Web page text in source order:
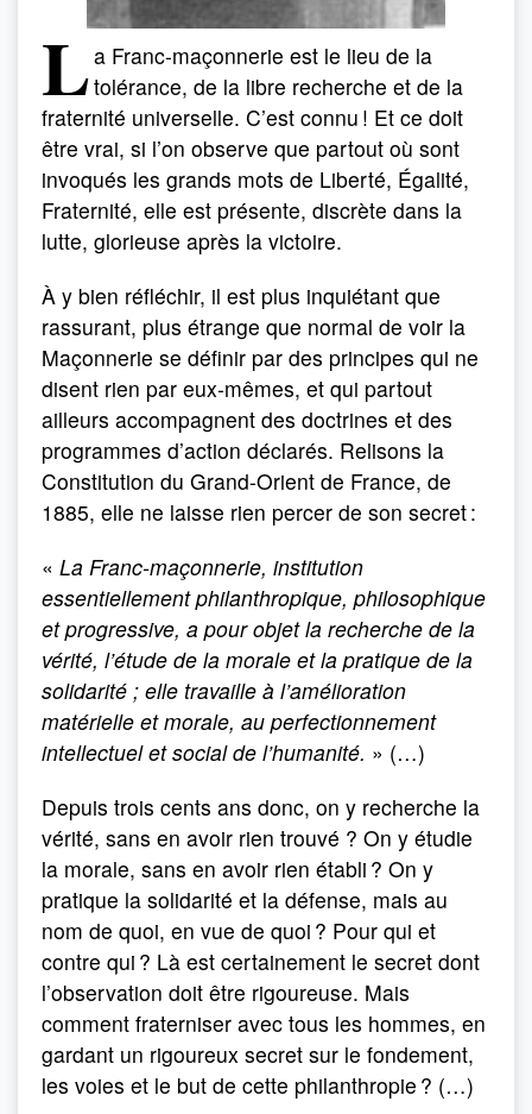
La Franc-maçonnerie est le lieu de la
tolérance, de la libre recherche et de la
fraternité universelle. C’est connu ! Et ce doit
être vrai, si l’on observe que partout où sont
invoqués les grands mots de Liberté, Égalité,
Fraternité, elle est présente, discrète dans la
lutte, glorieuse après la victoire.
À y bien réfléchir, il est plus inquiétant que
rassurant, plus étrange que normal de voir la
Maçonnerie se définir par des principes qui ne
disent rien par eux-mêmes, et qui partout
ailleurs accompagnent des doctrines et des
programmes d’action déclarés. Relisons la
Constitution du Grand-Orient de France, de
1885, elle ne laisse rien percer de son secret :
« La Franc-maçonnerie, institution
essentiellement philanthropique, philosophique
et progressive, a pour objet la recherche de la
vérité, l’étude de la morale et la pratique de la
solidarité ; elle travaille à l’amélioration
matérielle et morale, au perfectionnement
intellectuel et social de l’humanité. » (…)
Depuis trois cents ans donc, on y recherche la
vérité, sans en avoir rien trouvé ? On y étudie
la morale, sans en avoir rien établi ? On y
pratique la solidarité et la défense, mais au
nom de quoi, en vue de quoi ? Pour qui et
contre qui ? Là est certainement le secret dont
l’observation doit être rigoureuse. Mais
comment fraterniser avec tous les hommes, en
gardant un rigoureux secret sur le fondement,
les voies et le but de cette philanthropie ? (…)